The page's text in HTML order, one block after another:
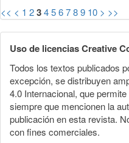
<< < 1 23456789 10 > >>
Uso de licencias Creative
Todos los textos publicados
excepción, se distribuyen
4.0 Internacional, que
siempre que mencionen la
publicación en esta revista.
con fines comerciales.